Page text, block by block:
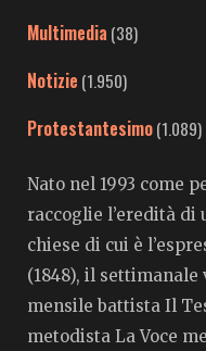
Multimedia (38)
Notizie (1.950)
Protestantesimo(1.089)
Nato nel 1993 come
raccoglie l’eredità di
chiese di cui è
(1848), il settimanale
mensile battista Il
metodista La Voce